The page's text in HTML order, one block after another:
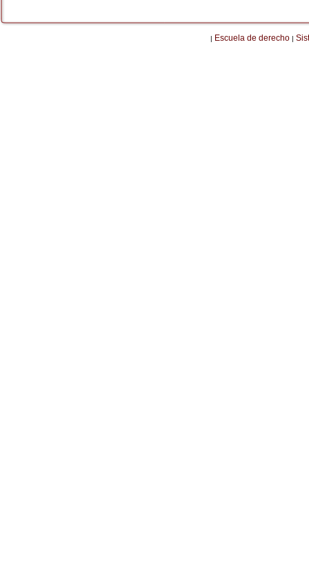
| Escuela de derecho |